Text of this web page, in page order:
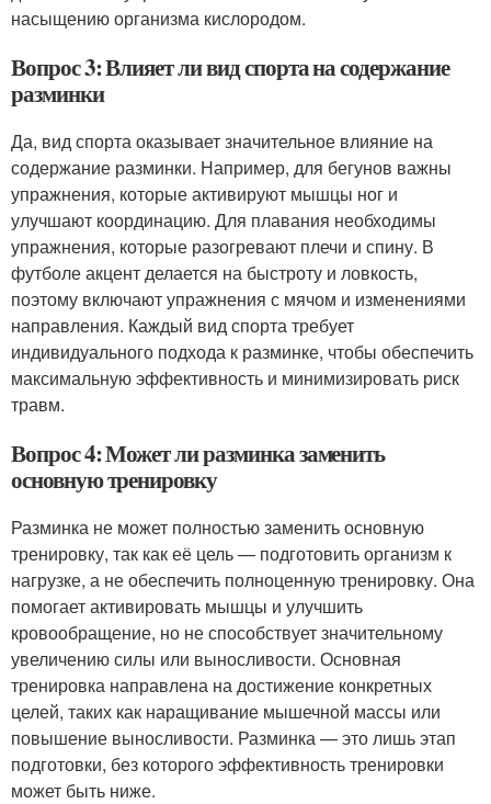
насыщению организма кислородом.
Вопрос 3: Влияет ли вид спорта на содержание
разминки
Да, вид спорта оказывает значительное влияние на
содержание разминки. Например, для бегунов важны
упражнения, которые активируют мышцы ног и
улучшают координацию. Для плавания необходимы
упражнения, которые разогревают плечи и спину. В
футболе акцент делается на быстроту и ловкость,
поэтому включают упражнения с мячом и изменениями
направления. Каждый вид спорта требует
индивидуального подхода к разминке, чтобы обеспечить
максимальную эффективность и минимизировать риск
травм.
Вопрос 4: Может ли разминка заменить
основную тренировку
Разминка не может полностью заменить основную
тренировку, так как её цель — подготовить организм к
нагрузке, а не обеспечить полноценную тренировку. Она
помогает активировать мышцы и улучшить
кровообращение, но не способствует значительному
увеличению силы или выносливости. Основная
тренировка направлена на достижение конкретных
целей, таких как наращивание мышечной массы или
повышение выносливости. Разминка — это лишь этап
подготовки, без которого эффективность тренировки
может быть ниже.